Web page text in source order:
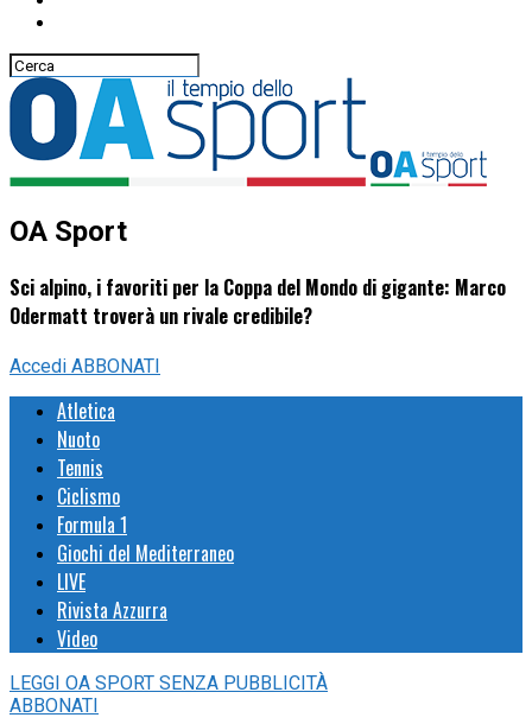
OA Sport
Sci alpino, i favoriti per la Coppa del Mondo di gigante: Marco
Odermatt troverà un rivale credibile?
Accedi ABBONATI
Atletica
Nuoto
Tennis
Ciclismo
Formula 1
Giochi del Mediterraneo
LIVE
Rivista Azzurra
Video
LEGGI OA SPORT SENZA PUBBLICITÀ
ABBONATI